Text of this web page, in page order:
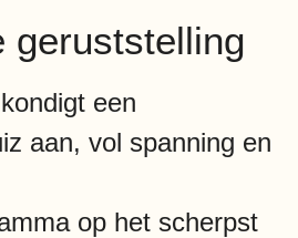
geruststelling
een
aan, vol spanning en
op het scherpst